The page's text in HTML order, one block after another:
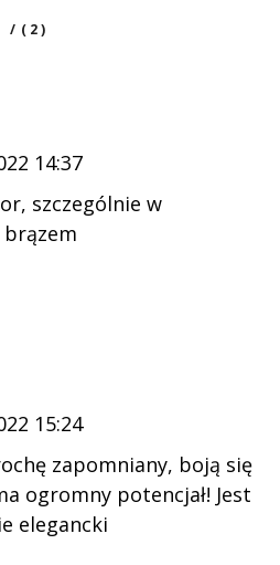
/ ( 2 )
14:37
szczególnie w
brązem
15:24
zapomniany, boją się
ogromny potencjał! Jest
elegancki